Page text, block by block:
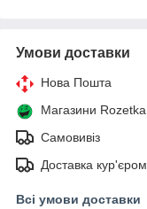
Умови доставки
Нова Пошта
Магазини Rozetka
Самовивіз
Доставка кур'єром
Всі умови доставки